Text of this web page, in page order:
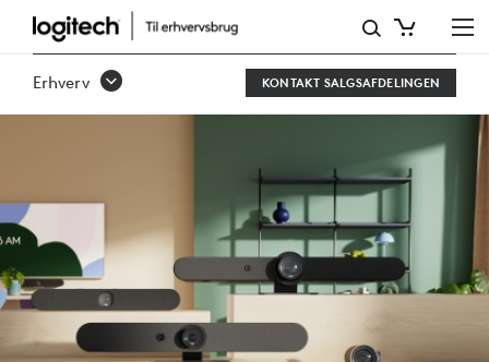
RALLY-
SERIEN
Erhverv KONTAKT SALGSAFDELINGEN